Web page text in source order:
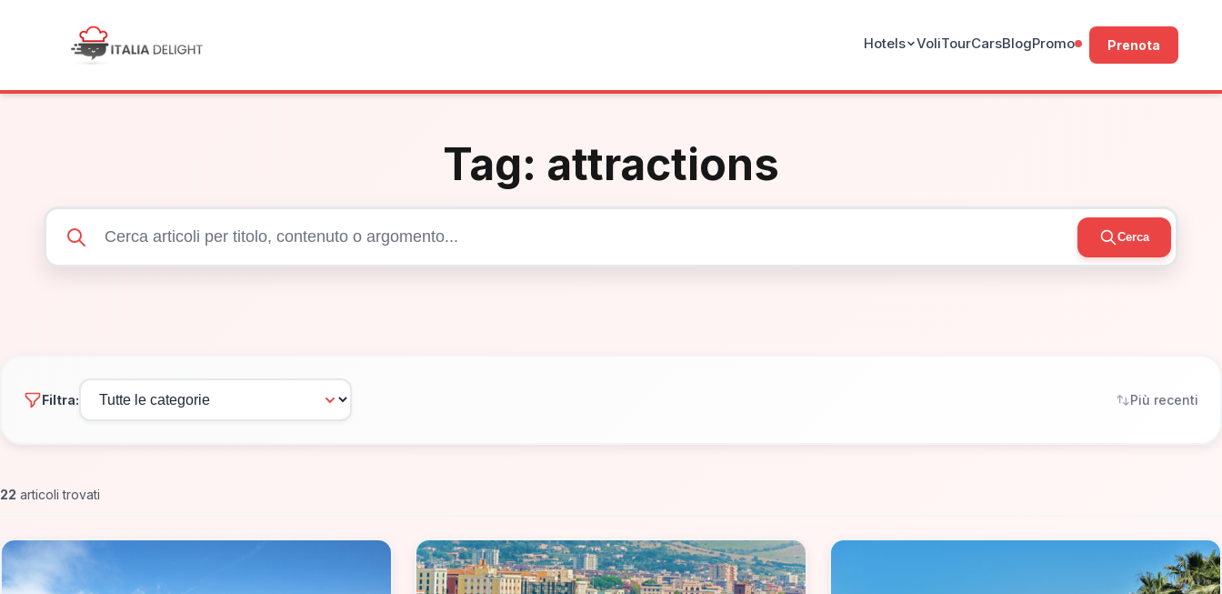
Hotels VoliTourCarsBlogPromo Prenota
Tag: attractions
Cerca
Filtra: Più recenti
22 articoli trovati